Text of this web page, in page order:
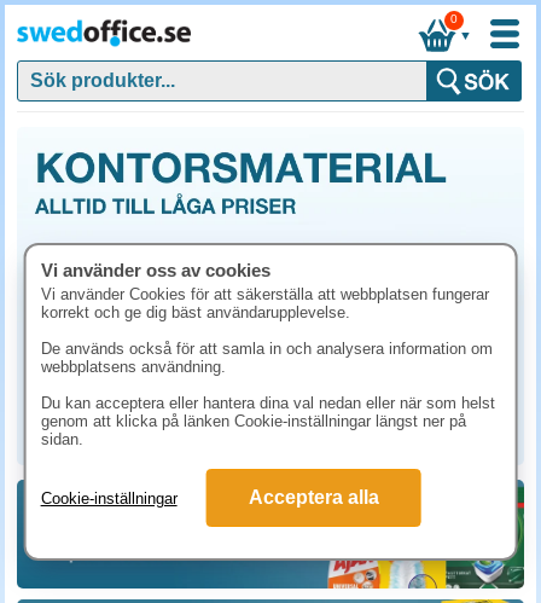
▼
0
Vi använder oss av cookies
Vi använder Cookies för att säkerställa att webbplatsen fungerar
korrekt och ge dig bäst användarupplevelse.
De används också för att samla in och analysera information om
webbplatsens användning.
Du kan acceptera eller hantera dina val nedan eller när som helst
genom att klicka på länken Cookie-inställningar längst ner på
sidan.
Cookie-inställningar Acceptera alla